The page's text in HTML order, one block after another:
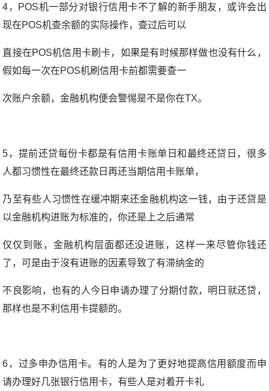
4，POS机一部分对银行信用卡不了解的新手朋友，或许会出
现在POS机查余额的实际操作，查过后可以
直接在POS机信用卡刷卡，如果是有时候那样做也没有什么，
假如每一次在POS机刷信用卡前都需要查一
次账户余额，金融机构便会警惕是不是你在TX。
5，提前还贷每份卡都是有信用卡账单日和最终还贷日，很多
人都习惯性在最终还款日再还当期信用卡账单，
乃至有些人习惯性在缓冲期来还金融机构这一钱，由于还贷是
以金融机构进账为标准的，你还是上之后通常
仅仅到账，金融机构层面都还没进账，这样一来尽管你钱还
了，可是由于沒有进账的因素导致了有滞纳金的
不良影响，也有的人今日申请办理了分期付款，明日就还贷，
那样也是不利信用卡提额的。
6，过多申办信用卡。有的人是为了更好地提高信用额度而申
请办理好几张银行信用卡，有些人是对着开卡礼